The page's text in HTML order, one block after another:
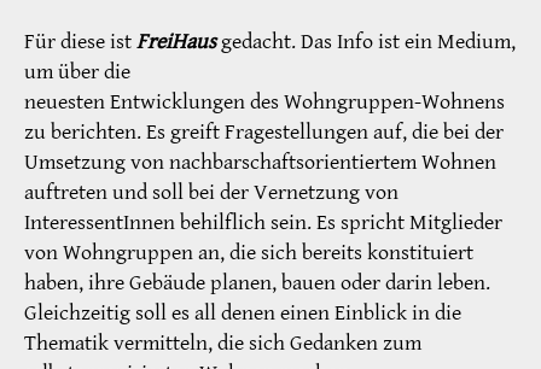
Für diese istFreiHausgedacht. Das Info ist ein Medium,
um über die
neuesten Entwicklungen des Wohngruppen-Wohnens
zu berichten. Es greift Fragestellungen auf, die bei der
Umsetzung von nachbarschaftsorientiertem Wohnen
auftreten und soll bei der Vernetzung von
InteressentInnen behilflich sein. Es spricht Mitglieder
von Wohngruppen an, die sich bereits konstituiert
haben, ihre Gebäude planen, bauen oder darin leben.
Gleichzeitig soll es all denen einen Einblick in die
Thematik vermitteln, die sich Gedanken zum